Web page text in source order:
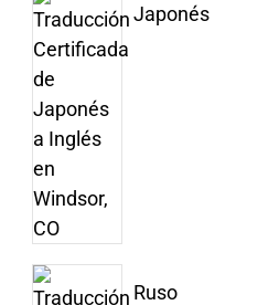
Japonés
Ruso